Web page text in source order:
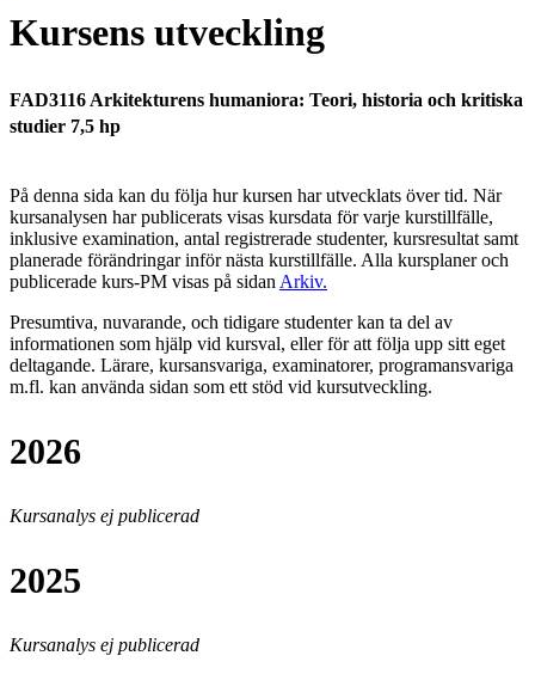
Kursens utveckling
FAD3116 Arkitekturens humaniora: Teori, historia och kritiska
studier 7,5 hp
På denna sida kan du följa hur kursen har utvecklats över tid. När
kursanalysen har publicerats visas kursdata för varje kurstillfälle,
inklusive examination, antal registrerade studenter, kursresultat samt
planerade förändringar inför nästa kurstillfälle. Alla kursplaner och
publicerade kurs-PM visas på sidan Arkiv.
Presumtiva, nuvarande, och tidigare studenter kan ta del av
informationen som hjälp vid kursval, eller för att följa upp sitt eget
deltagande. Lärare, kursansvariga, examinatorer, programansvariga
m.fl. kan använda sidan som ett stöd vid kursutveckling.
2026
Kursanalys ej publicerad
2025
Kursanalys ej publicerad